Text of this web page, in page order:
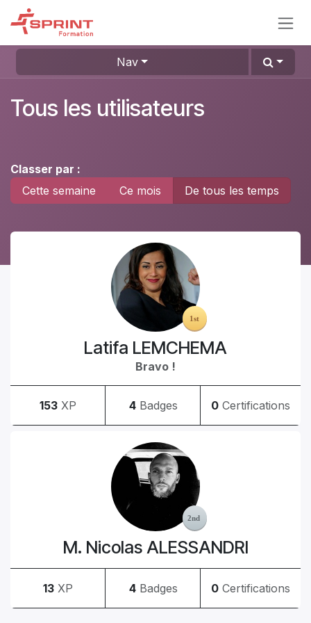
Se rendre au contenu
Nav
Tous les utilisateurs
Classer par :
Cette semaine
Ce mois De tous les temps
Latifa LEMCHEMA
Bravo !
153 XP 4 Badges 0 Certifications
M. Nicolas ALESSANDRI
13 XP 4 Badges 0 Certifications